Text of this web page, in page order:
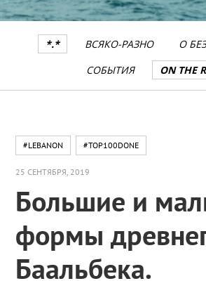
*.* ВСЯКО-РАЗНО
О
СОБЫТИЯ
ON THE
#LEBANON #TOP100DONE
25 СЕНТЯБРЯ, 2019
Большие и
формы
Баальбека.